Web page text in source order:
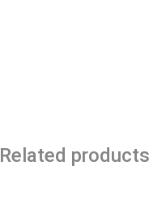
Related products